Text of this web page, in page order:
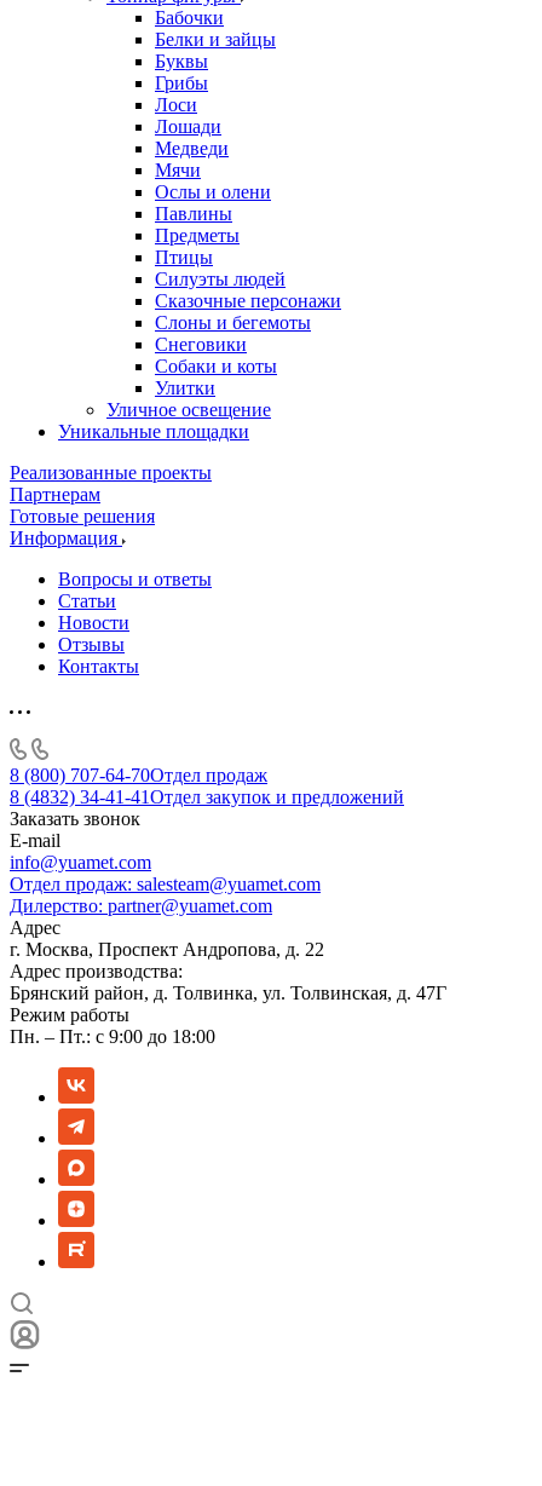
Бабочки
Белки и зайцы
Буквы
Грибы
Лоси
Лошади
Медведи
Мячи
Ослы и олени
Павлины
Предметы
Птицы
Силуэты людей
Сказочные персонажи
Слоны и бегемоты
Снеговики
Собаки и коты
Улитки
Уличное освещение
Уникальные площадки
Реализованные проекты
Партнерам
Готовые решения
Информация
Вопросы и ответы
Статьи
Новости
Отзывы
Контакты
8 (800) 707-64-70Отдел продаж
8 (4832) 34-41-41Отдел закупок и предложений
Заказать звонок
E-mail
info@yuamet.com
Отдел продаж: salesteam@yuamet.com
Дилерство: partner@yuamet.com
Адрес
г. Москва, Проспект Андропова, д. 22
Адрес производства:
Брянский район, д. Толвинка, ул. Толвинская, д. 47Г
Режим работы
Пн. – Пт.: с 9:00 до 18:00